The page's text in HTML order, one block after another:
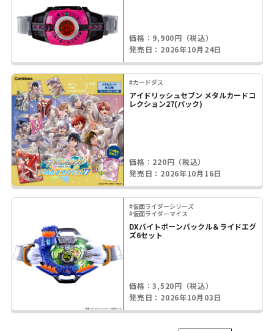
価格：9,900円（税込）
発売日：2026年10月24日
#カードダス
アイドリッシュセブン メタルカードコ
レクション27(パック)
価格：220円（税込）
発売日：2026年10月16日
#仮面ライダーシリーズ
#仮面ライダーマイス
DXバイトボーンバックル＆ライドエグ
ズ6セット
価格：3,520円（税込）
発売日：2026年10月03日